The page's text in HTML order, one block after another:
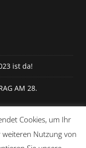
ist da!
AM 28.
Cookies, um Ihr
weiteren Nutzung von